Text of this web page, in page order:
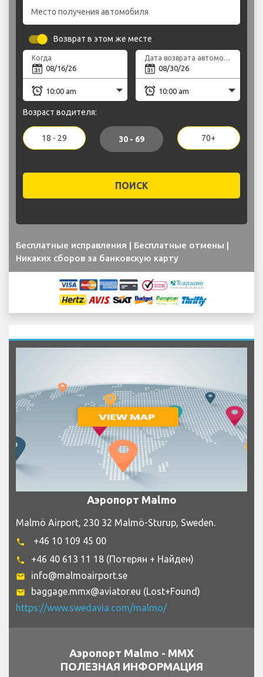
Место получения автомобиля
Возврат в этом же месте
Когда
Возраст водителя:
18 - 29 30 - 69 70+
ПОИСК
Бесплатные исправления | Бесплатные отмены |
Никаких сборов за банковскую карту
Аэропорт Malmo
Malmö Airport, 230 32 Malmö-Sturup, Sweden.
phone +46 10 109 45 00
phone +46 40 613 11 18 (Потерян + Найден)
email info@malmoairport.se
email
baggage.mmx@aviator.eu (Lost+Found)
https://www.swedavia.com/malmo/
Аэропорт Malmo - MMX
ПОЛЕЗНАЯ ИНФОРМАЦИЯ